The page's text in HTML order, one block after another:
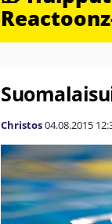
Christos04.08.2015